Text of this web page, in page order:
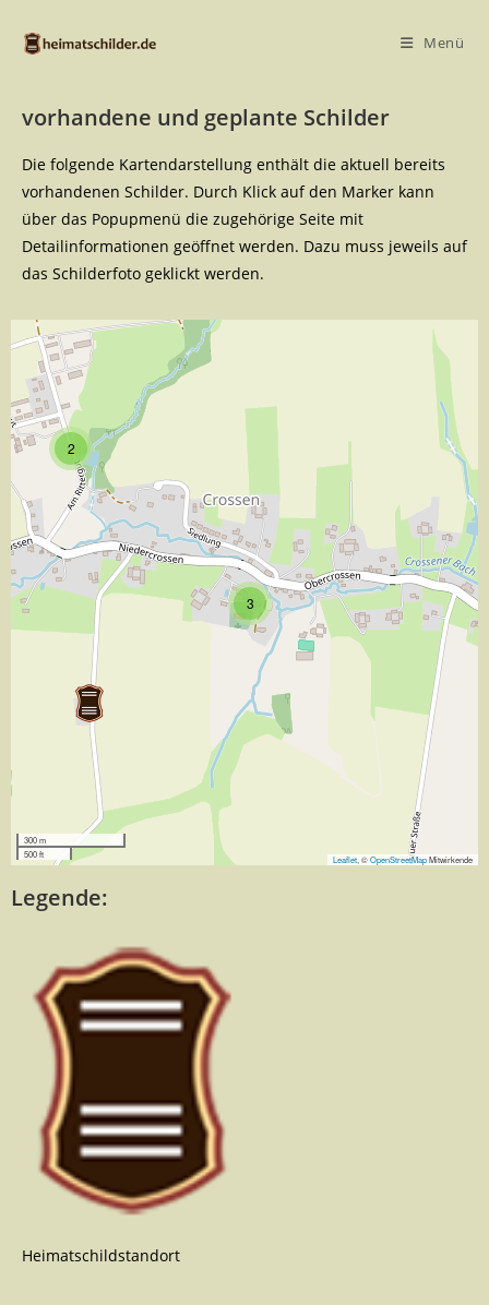
Menü
vorhandene und geplante Schilder
Die folgende Kartendarstellung enthält die aktuell bereits
vorhandenen Schilder. Durch Klick auf den Marker kann
über das Popupmenü die zugehörige Seite mit
Detailinformationen geöffnet werden. Dazu muss jeweils auf
das Schilderfoto geklickt werden.
2
3
300 m
500 ft
Leaflet , ©OpenStreetMapMitwirkende
Legende:
Heimatschildstandort